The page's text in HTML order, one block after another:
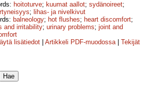
hoitoturve; kuumat aallot; sydänoireet;
; lihas- ja nivelkivut
balneology; hot flushes; heart discomfort;
and irritability; urinary problems; joint and
lisätiedot Artikkeli PDF-muodossa| Tekijät